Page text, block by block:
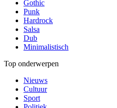
Gothic
Punk
Hardrock
Salsa
Dub
Minimalistisch
Top onderwerpen
Nieuws
Cultuur
Sport